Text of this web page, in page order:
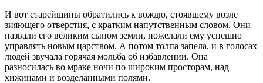
И вот старейшины обратились к вождю, стоявшему возле
зияющего отверстия, с кратким напутственным словом. Они
назвали его великим сыном земли, пожелали ему успешно
управлять новым царством. А потом толпа запела, и в голосах
людей звучала горячая мольба об избавлении. Она
разносилась во мраке ночи по широким просторам, над
хижинами и возделанными полями.